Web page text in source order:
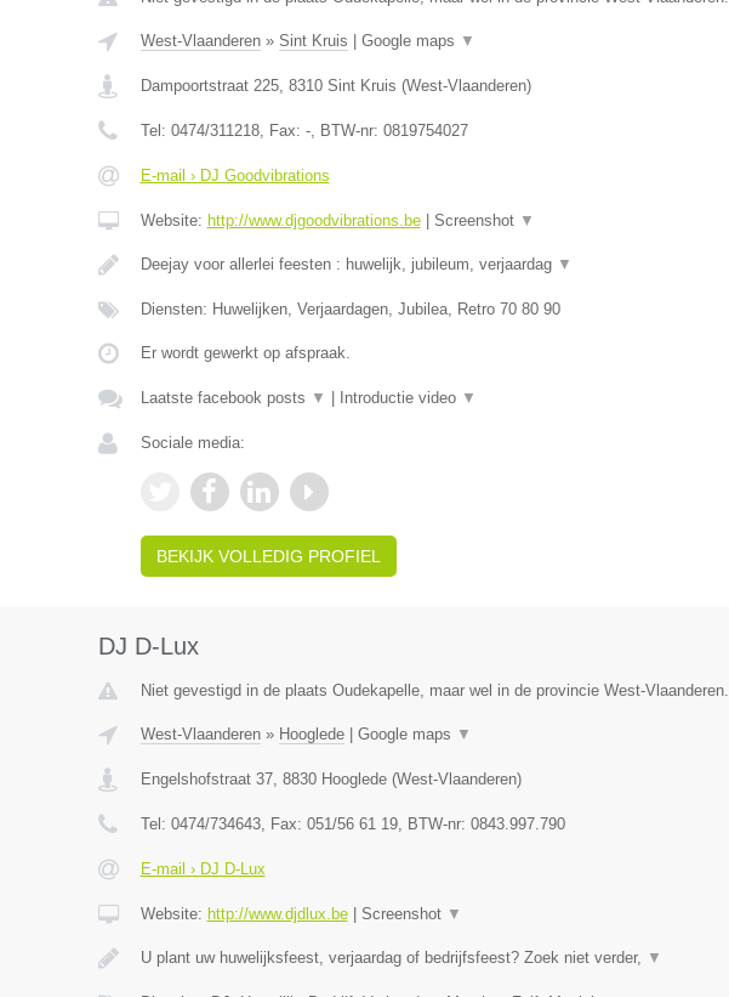
West-Vlaanderen» Sint Kruis Google maps ▼
Dampoortstraat 225, 8310 Sint Kruis (West-Vlaanderen)
Tel: 0474/311218, Fax: -, BTW-nr: 0819754027
E-mail › DJ Goodvibrations
Website: http://www.djgoodvibrations.be| Screenshot ▼
Deejay voor allerlei feesten : huwelijk, jubileum, verjaardag ▼
Diensten: Huwelijken, Verjaardagen, Jubilea, Retro 70 80 90
Er wordt gewerkt op afspraak.
Laatste facebook posts ▼ Introductie video ▼
Sociale media:
BEKIJK VOLLEDIG PROFIEL
DJ D-Lux
Niet gevestigd in de plaats Oudekapelle, maar wel in de provincie West-Vlaanderen.
West-Vlaanderen» Hooglede| Google maps ▼
Engelshofstraat 37, 8830 Hooglede(West-Vlaanderen)
Tel: 0474/734643, Fax: 051/56 61 19, BTW-nr: 0843.997.790
E-mail › DJ D-Lux
Website: http://www.djdlux.be| Screenshot ▼
U plant uw huwelijksfeest, verjaardag of bedrijfsfeest? Zoek niet verder, ▼